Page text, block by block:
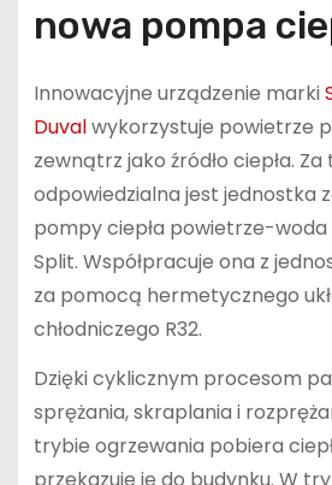
nowa pompa
Innowacyjne urządzenie marki
Duvalwykorzystuje powietrze
zewnątrz jako źródło ciepła.
odpowiedzialna jest jednostka
pompy ciepła powietrze-
Split. Współpracuje ona z
za pomocą hermetycznego
chłodniczego R32.
Dzięki cyklicznym procesom
sprężania, skraplania i
trybie ogrzewania pobiera
przekazuje je do budynku. W